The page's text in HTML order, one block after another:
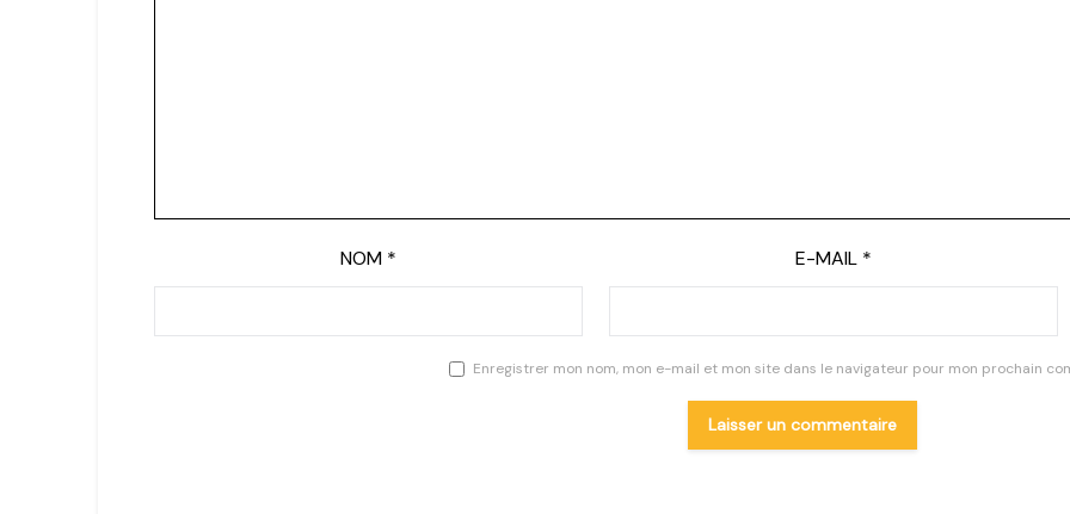
NOM * E-MAIL *
Enregistrer mon nom, mon e-mail et mon site dans le navigateur pour mon prochain